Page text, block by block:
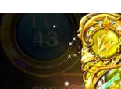
キ
プ